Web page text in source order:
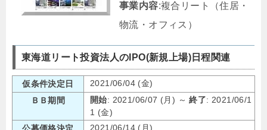
事業内容:複合リート（住居・
物流・オフィス）
東海道リート投資法人のIPO(新規上場)日程関連
仮条件決定日
2021/06/04 (金)
ＢＢ期間
開始: 2021/06/07 (月) ～終了: 2021/06/1
1 (金)
2021/06/14 (月)